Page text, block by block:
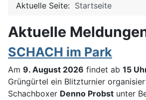
Aktuelle Seite: Startseite
Aktuelle
SCHACH im Park
Am 9. August 2026 findet ab 15
Grüngürtel ein Blitzturnier
Schachboxer Denno Probst unter